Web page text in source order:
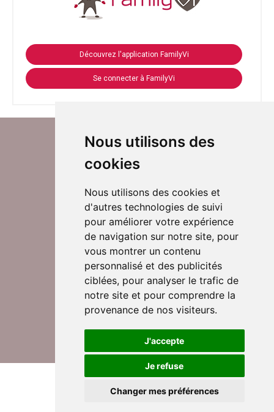
Nous utilisons des
cookies
Nous utilisons des cookies et
d'autres technologies de suivi
pour améliorer votre expérience
de navigation sur notre site, pour
vous montrer un contenu
personnalisé et des publicités
ciblées, pour analyser le trafic de
notre site et pour comprendre la
provenance de nos visiteurs.
J'accepte
Je refuse
Changer mes préférences
Découvrez l'application FamilyVi
Se connecter à FamilyVi
Suivez-nous sur Twitter
Rejoignez nos équipes
Nous contacter
© DomusVi 2026
Mentions légales